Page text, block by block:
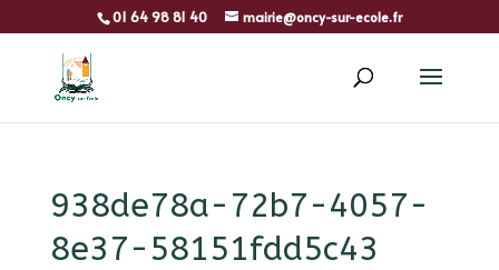
01 64 98 81 40 mairie@oncy-sur-ecole.fr
938de78a-72b7-4057-
8e37-58151fdd5c43